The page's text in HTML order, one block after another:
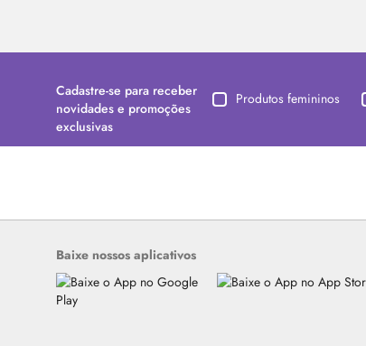
Cadastre-se para receber
novidades e promoções
exclusivas
Produtos femininos
Baixe nossos aplicativos